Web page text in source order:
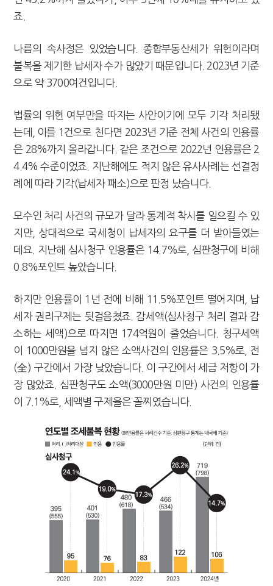
죠.
나름의 속사정은 있었습니다. 종합부동산세가 위헌이라며
불복을 제기한 납세자 수가 많았기 때문입니다. 2023년 기준
으로 약 3700여건입니다.
법률의 위헌 여부만을 따지는 사안이기에 모두 기각 처리됐
는데, 이를 1건으로 친다면 2023년 기준 전체 사건의 인용률
은 28%까지 올라갑니다. 같은 조건으로 2022년 인용률은 2
4.4% 수준이었죠. 지난해에도 적지 않은 유사사례는 선결정
례에 따라 기각(납세자 패소)으로 판정 났습니다.
모수인 처리 사건의 규모가 달라 통계적 착시를 일으킬 수 있
지만, 상대적으로 국세청이 납세자의 요구를 더 받아들였는
데요. 지난해 심사청구 인용률은 14.7%로, 심판청구에 비해
0.8%포인트 높았습니다.
하지만 인용률이 1년 전에 비해 11.5%포인트 떨어지며, 납
세자 권리구제는 뒷걸음쳤죠. 감세액(심사청구 처리 결과 감
소하는 세액)으로 따지면 174억원이 줄었습니다. 청구세액
이 1000만원을 넘지 않은 소액사건의 인용률은 3.5%로, 전
(全) 구간에서 가장 낮았습니다. 이 구간에서 세금 저항이 가
장 많았죠. 심판청구도 소액(3000만원 미만) 사건의 인용률
이 7.1%로, 세액별 구제율은 꼴찌였습니다.